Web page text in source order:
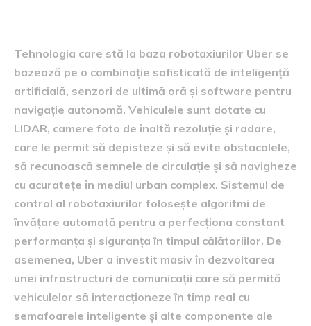
Tehnologia care stă la baza robotaxiurilor Uber se
bazează pe o combinație sofisticată de inteligență
artificială, senzori de ultimă oră și software pentru
navigație autonomă. Vehiculele sunt dotate cu
LIDAR, camere foto de înaltă rezoluție și radare,
care le permit să depisteze și să evite obstacolele,
să recunoască semnele de circulație și să navigheze
cu acuratețe în mediul urban complex. Sistemul de
control al robotaxiurilor folosește algoritmi de
învățare automată pentru a perfecționa constant
performanța și siguranța în timpul călătoriilor. De
asemenea, Uber a investit masiv în dezvoltarea
unei infrastructuri de comunicații care să permită
vehiculelor să interacționeze în timp real cu
semafoarele inteligente și alte componente ale